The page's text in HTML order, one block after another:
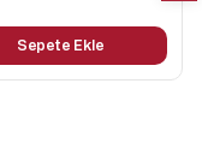
Sepete Ekle